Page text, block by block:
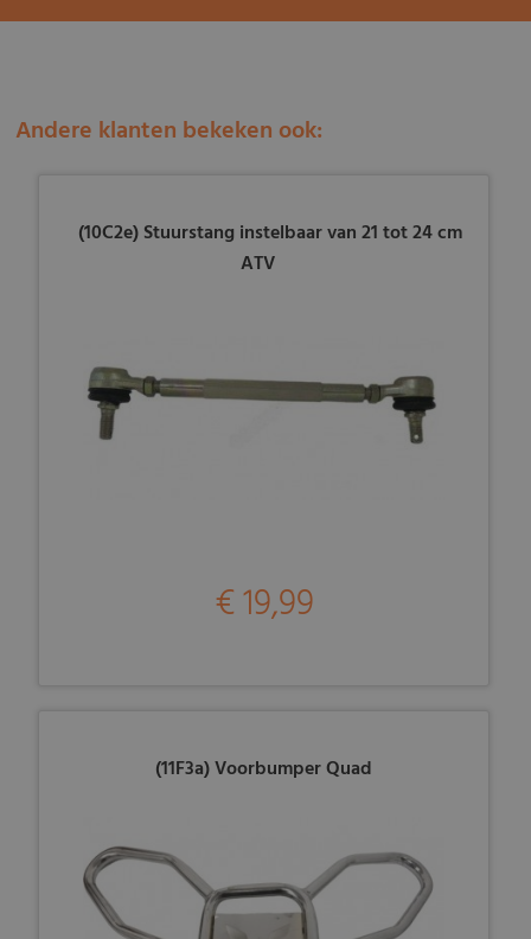
Andere klanten bekeken ook:
(10C2e) Stuurstang instelbaar van 21 tot 24 cm
ATV
€ 19,99
(11F3a) Voorbumper Quad